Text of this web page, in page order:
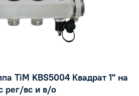
TiM KBS5004 Квадрат 1" на
рег/вс и в/о